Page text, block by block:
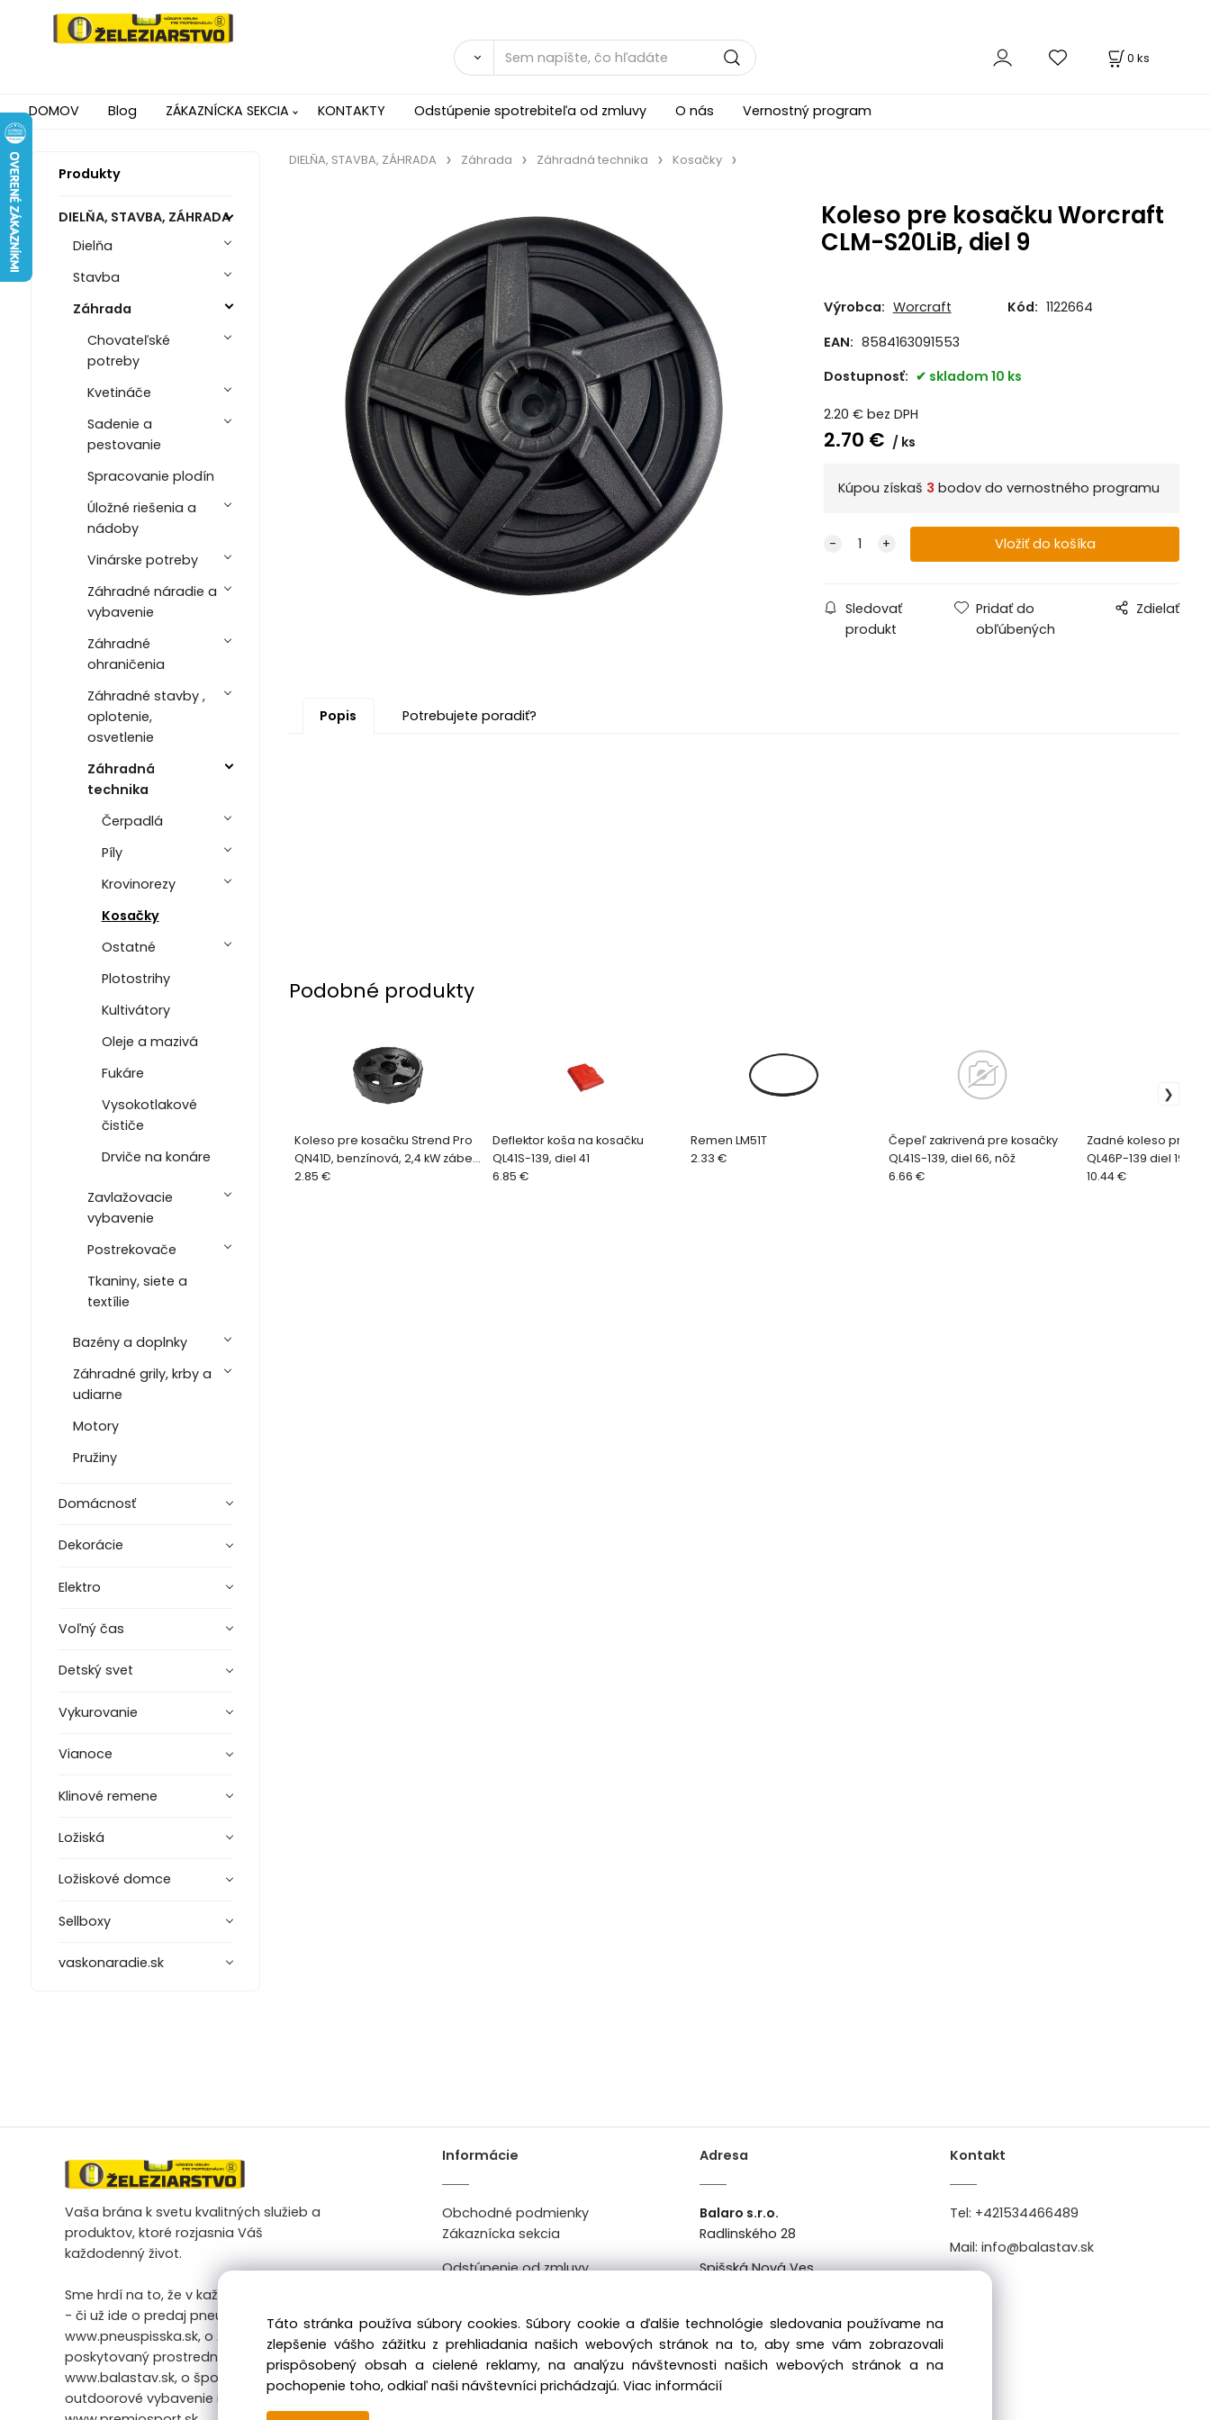
0 ks
DOMOV Blog ZÁKAZNÍCKA SEKCIA KONTAKTY Odstúpenie spotrebiteľa od zmluvy O nás Vernostný program
Produkty
DIELŇA, STAVBA, ZÁHRADA
Dielňa
Stavba
Záhrada
Chovateľské
potreby
Kvetináče
Sadenie a
pestovanie
Spracovanie plodín
Úložné riešenia a
nádoby
Vinárske potreby
Záhradné náradie a
vybavenie
Záhradné
ohraničenia
Záhradné stavby ,
oplotenie,
osvetlenie
Záhradná
technika
Čerpadlá
Píly
Krovinorezy
Kosačky
Ostatné
Plotostrihy
Kultivátory
Oleje a mazivá
Fukáre
Vysokotlakové
čističe
Drviče na konáre
Zavlažovacie
vybavenie
Postrekovače
Tkaniny, siete a
textílie
Bazény a doplnky
Záhradné grily, krby a
udiarne
Motory
Pružiny
Domácnosť
Dekorácie
Elektro
Voľný čas
Detský svet
Vykurovanie
Vianoce
Klinové remene
Ložiská
Ložiskové domce
Sellboxy
vaskonaradie.sk
DIELŇA, STAVBA, ZÁHRADA Záhrada Záhradná technika Kosačky
Koleso pre kosačku Worcraft
CLM-S20LiB, diel 9
Výrobca: Worcraft Kód: 1122664
EAN: 8584163091553
Dostupnosť:
skladom 10 ks
2.20 € bez DPH
2.70 € ks
Kúpou získaš 3 bodov do vernostného programu
Sledovať
produkt
Pridať do
obľúbených
Zdielať
Popis Potrebujete poradiť?
Podobné produkty
Koleso pre kosačku Strend Pro
QN41D, benzínová, 2,4 kW záber
40,6 cm,diel 4
2.85 €
Deflektor koša na kosačku
QL41S-139, diel 41
6.85 €
Remen LM51T
2.33 €
Čepeľ zakrivená pre kosačky
QL41S-139, diel 66, nôž
6.66 €
Zadné koleso pre
QL46P-139 diel 19
10.44 €
Vaša brána k svetu kvalitných služieb a
produktov, ktoré rozjasnia Váš
každodenný život.
Sme hrdí na to, že v každej našej činnosti
- či už ide o predaj pneumatík na
www.pneuspisska.sk, o železiarsky tovar
poskytovaný prostredníctvom
www.balastav.sk, o športové a
outdoorové vybavenie na
Informácie
Obchodné podmienky
Zákaznícka sekcia
Odstúpenie od zmluvy
Adresa
Balaro s.r.o.
Radlinského 28
Spišská Nová Ves
Kontakt
Tel: +421534466489
Mail: info@balastav.sk
Táto stránka používa súbory cookies. Súbory cookie a ďalšie technológie sledovania používame na
zlepšenie vášho zážitku z prehliadania našich webových stránok na to, aby sme vám zobrazovali
prispôsobený obsah a cielené reklamy, na analýzu návštevnosti našich webových stránok a na
pochopenie toho, odkiaľ naši návštevníci prichádzajú. Viac informácií